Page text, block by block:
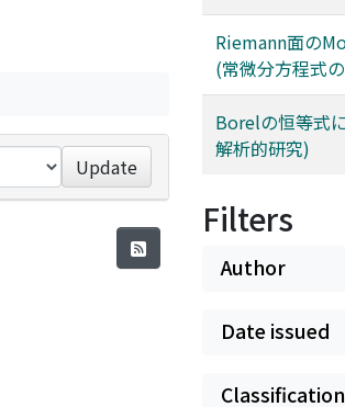
Update
Riemann面の
(常微分方程式
Borelの恒等式
解析的研究)
Filters
Author
Date issued
Classification